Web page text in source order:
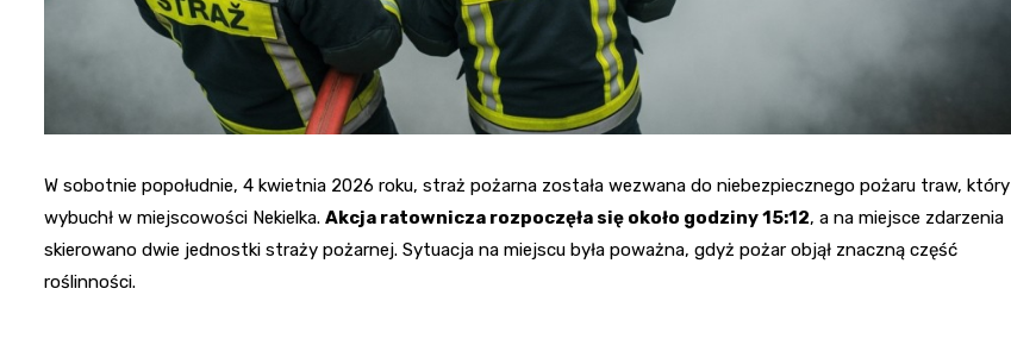
W sobotnie popołudnie, 4 kwietnia 2026 roku, straż pożarna została wezwana do niebezpiecznego pożaru traw, który
wybuchł w miejscowości Nekielka. Akcja ratownicza rozpoczęła się około godziny 15:12, a na miejsce zdarzenia
skierowano dwie jednostki straży pożarnej. Sytuacja na miejscu była poważna, gdyż pożar objął znaczną część
roślinności.